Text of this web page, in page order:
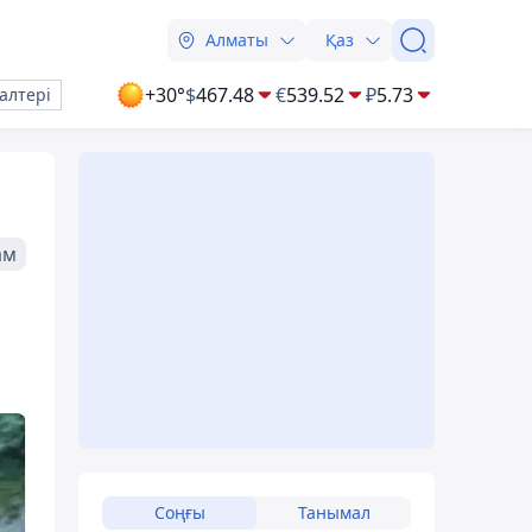
Алматы Қаз
+30°$467.48 €539.52 ₽5.73
Соңғы Танымал